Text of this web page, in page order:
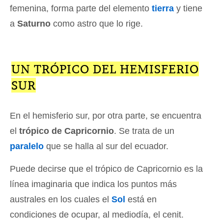
femenina, forma parte del elemento tierra y tiene
a Saturno como astro que lo rige.
UN TRÓPICO DEL HEMISFERIO
SUR
En el hemisferio sur, por otra parte, se encuentra
el trópico de Capricornio. Se trata de un
paralelo que se halla al sur del ecuador.
Puede decirse que el trópico de Capricornio es la
línea imaginaria que indica los puntos más
australes en los cuales el Sol está en
condiciones de ocupar, al mediodía, el cenit.